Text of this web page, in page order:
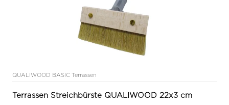
QUALIWOOD BASIC Terrassen
Terrassen Streichbürste QUALIWOOD 22x3 cm